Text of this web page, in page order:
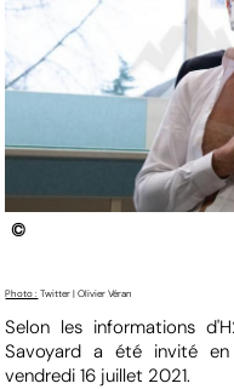
©
Photo : Twitter | Olivier Véran
Selon les informations
Savoyard a été invité
vendredi 16 juillet 2021.